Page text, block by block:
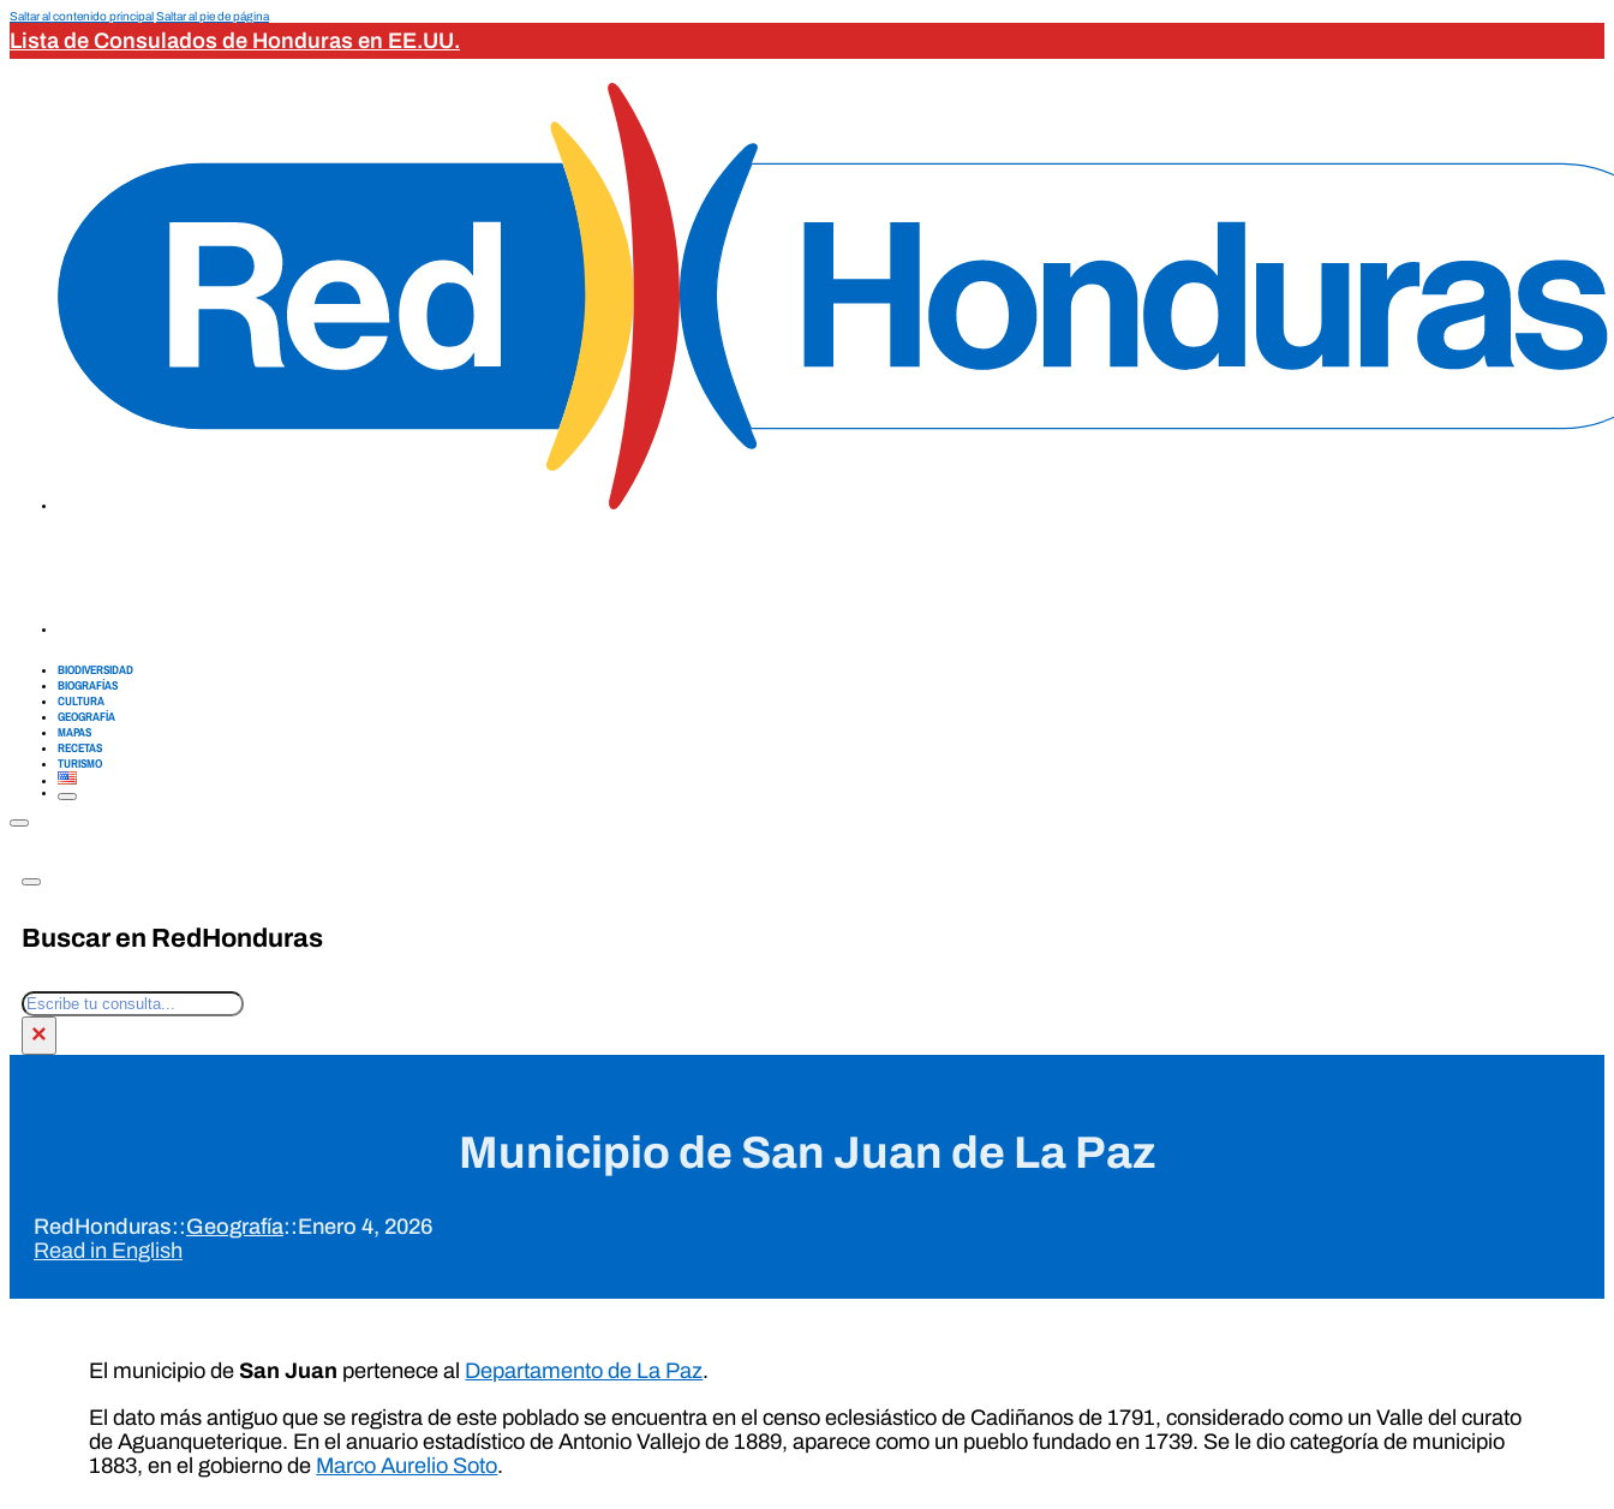
Saltar al contenido principalSaltar al pie de página
Lista de Consulados de Honduras en EE.UU.
BIODIVERSIDAD
BIOGRAFÍAS
CULTURA
GEOGRAFÍA
MAPAS
RECETAS
TURISMO
Buscar en RedHonduras
Buscar
×
Municipio de San Juan de La Paz
RedHonduras::Geografía::Enero 4, 2026
Read in English
El municipio deSan Juan pertenece al Departamento de La Paz.
El dato más antiguo que se registra de este poblado se encuentra en el censo eclesiástico de Cadiñanos de 1791, considerado como un Valle del curato
de Aguanqueterique. En el anuario estadístico de Antonio Vallejo de 1889, aparece como un pueblo fundado en 1739. Se le dio categoría de municipio
1883, en el gobierno de Marco Aurelio Soto.